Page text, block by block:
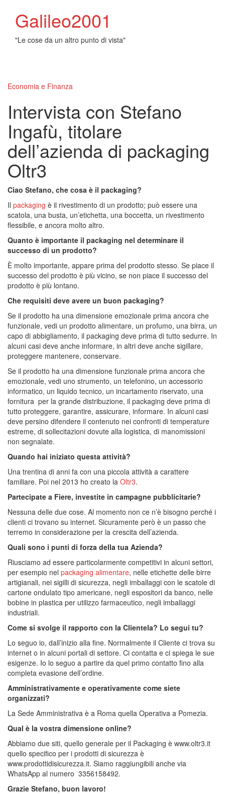
Galileo2001
"Le cose da un altro punto di vista"
Economia e Finanza
Intervista con Stefano
Ingafù, titolare
dell’azienda di packaging
Oltr3
Ciao Stefano, che cosa è il packaging?
Il packaging è il rivestimento di un prodotto; può essere una
scatola, una busta, un’etichetta, una boccetta, un rivestimento
flessibile, e ancora molto altro.
Quanto è importante il packaging nel determinare il
successo di un prodotto?
È molto importante, appare prima del prodotto stesso. Se piace il
successo del prodotto è più vicino, se non piace il successo del
prodotto è più lontano.
Che requisiti deve avere un buon packaging?
Se il prodotto ha una dimensione emozionale prima ancora che
funzionale, vedi un prodotto alimentare, un profumo, una birra, un
capo di abbigliamento, il packaging deve prima di tutto sedurre. In
alcuni casi deve anche informare, in altri deve anche sigillare,
proteggere mantenere, conservare.
Se il prodotto ha una dimensione funzionale prima ancora che
emozionale, vedi uno strumento, un telefonino, un accessorio
informatico, un liquido tecnico, un incartamento riservato, una
fornitura per la grande distribuzione, il packaging deve prima di
tutto proteggere, garantire, assicurare, informare. In alcuni casi
deve persino difendere il contenuto nei confronti di temperature
estreme, di sollecitazioni dovute alla logistica, di manomissioni
non segnalate.
Quando hai iniziato questa attività?
Una trentina di anni fa con una piccola attività a carattere
familiare. Poi nel 2013 ho creato la Oltr3.
Partecipate a Fiere, investite in campagne pubblicitarie?
Nessuna delle due cose. Al momento non ce n’è bisogno perché i
clienti ci trovano su internet. Sicuramente però è un passo che
terremo in considerazione per la crescita dell’azienda.
Quali sono i punti di forza della tua Azienda?
Riusciamo ad essere particolarmente competitivi in alcuni settori,
per esempio nel packaging alimentare, nelle etichette delle birre
artigianali, nei sigilli di sicurezza, negli imballaggi con le scatole di
cartone ondulato tipo americane, negli espositori da banco, nelle
bobine in plastica per utilizzo farmaceutico, negli imballaggi
industriali.
Come si svolge il rapporto con la Clientela? Lo segui tu?
Lo seguo io, dall’inizio alla fine. Normalmente il Cliente ci trova su
internet o in alcuni portali di settore. Ci contatta e ci spiega le sue
esigenze. Io lo seguo a partire da quel primo contatto fino alla
completa evasione dell’ordine.
Amministrativamente e operativamente come siete
organizzati?
La Sede Amministrativa è a Roma quella Operativa a Pomezia.
Qual è la vostra dimensione online?
Abbiamo due siti, quello generale per il Packaging è www.oltr3.it
quello specifico per i prodotti di sicurezza è
www.prodottidisicurezza.it. Siamo raggiungibili anche via
WhatsApp al numero 3356158492.
Grazie Stefano, buon lavoro!